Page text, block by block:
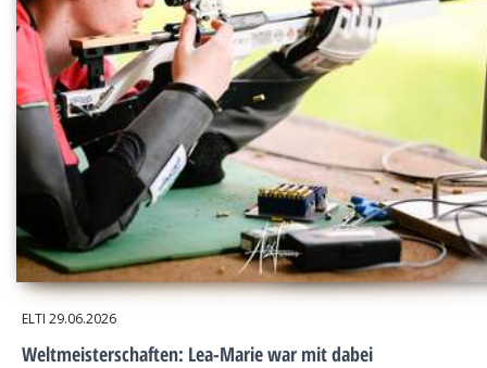
ELTI 29.06.2026
Weltmeisterschaften: Lea-Marie war mit dabei